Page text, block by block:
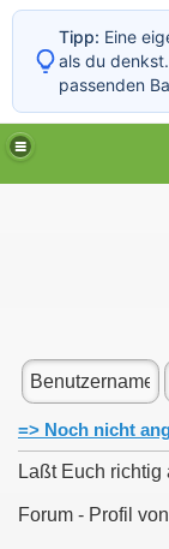
=> Noch nicht
Laßt Euch richtig
Forum - Profil
Tipp: Eine
als du
passenden